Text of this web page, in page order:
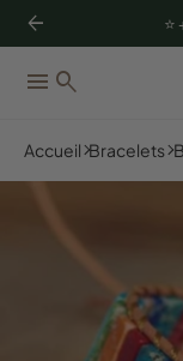
arrow_back
menu search
Accueil Bracelets